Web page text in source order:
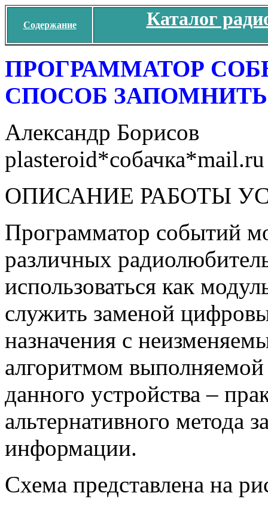
Содержание Каталог
ПРОГРАММАТОР
СПОСОБ
Александр Борисов
plasteroid*собачка*mail.ru
ОПИСАНИЕ РАБОТЫ
Программатор событий
различных
использоваться как
служить заменой
назначения с
алгоритмом
данного устройства –
альтернативного метода
информации.
Схема представлена на